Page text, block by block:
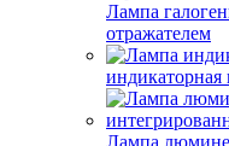
Лампа
отражателем
индикаторная
Лампа